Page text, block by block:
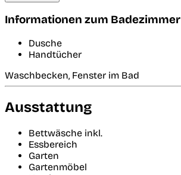
Informationen zum Badezimmer
Dusche
Handtücher
Waschbecken, Fenster im Bad
Ausstattung
Bettwäsche inkl.
Essbereich
Garten
Gartenmöbel